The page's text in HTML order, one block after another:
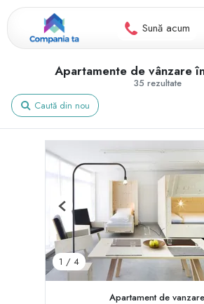
Sună acum
35 rezultate
Apartamente de vânzare
Caută din nou
1 / 4
Previous
Apartament de vanzare